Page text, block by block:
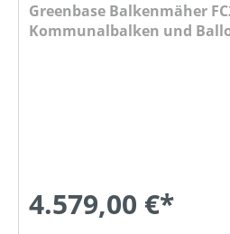
Greenbase Balkenmäher
Kommunalbalken und
4.579,00 €*